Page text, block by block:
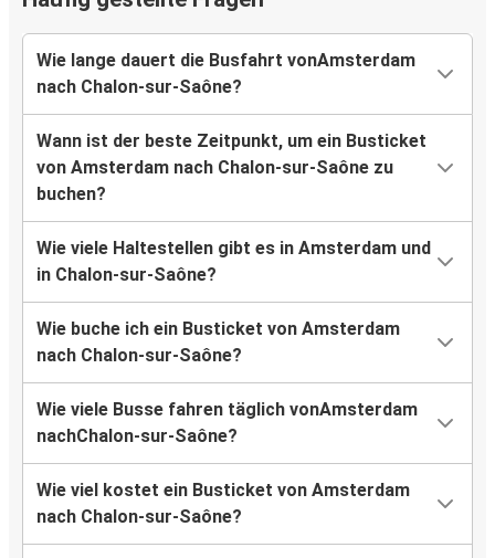
Wie lange dauert die Busfahrt vonAmsterdam
nach Chalon-sur-Saône?
Wann ist der beste Zeitpunkt, um ein Busticket
von Amsterdam nach Chalon-sur-Saône zu
buchen?
Wie viele Haltestellen gibt es in Amsterdam und
in Chalon-sur-Saône?
Wie buche ich ein Busticket von Amsterdam
nach Chalon-sur-Saône?
Wie viele Busse fahren täglich vonAmsterdam
nachChalon-sur-Saône?
Wie viel kostet ein Busticket von Amsterdam
nach Chalon-sur-Saône?